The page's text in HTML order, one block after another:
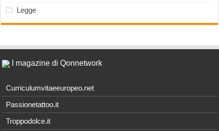
Legge
I magazine di Qonnetwork
Curriculumvitaeeuropeo.net
Passionetattoo.it
Troppodolce.it